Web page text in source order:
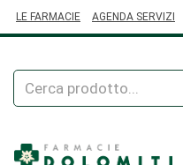
LE FARMACIE AGENDA SERVIZI
Cerca
Prodotto